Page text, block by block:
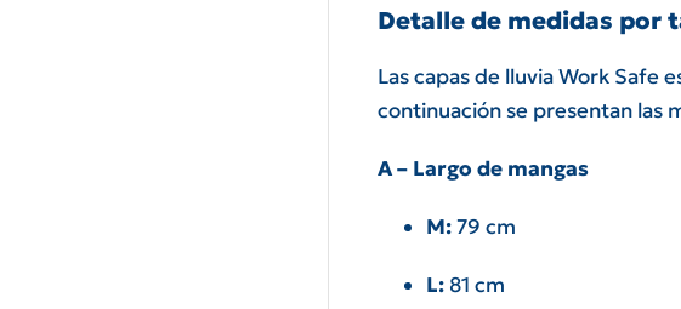
Detalle de medidas por
Las capas de lluvia Work Safe
continuación se presentan las
A – Largo de mangas
M:79 cm
L: 81 cm